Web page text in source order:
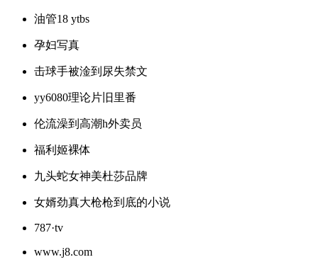
油管18 ytbs
孕妇写真
击球手被淦到尿失禁文
yy6080理论片旧里番
伦流澡到高潮h外卖员
福利姬裸体
九头蛇女神美杜莎品牌
女婿劲真大枪枪到底的小说
787·tv
www.j8.com